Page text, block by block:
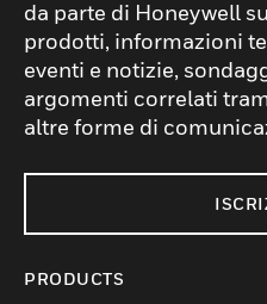
da parte di Honeywell
prodotti, informazioni
eventi e notizie,
argomenti correlati
altre forme di
PRODUCTS